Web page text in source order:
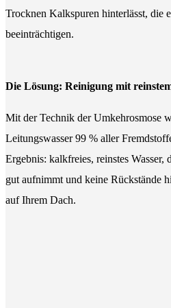
Trocknen Kalkspuren hinterlässt, die
beeinträchtigen.
Die Lösung: Reinigung mit
Mit der Technik der Umkehrosmose
Leitungswasser 99 % aller
Ergebnis: kalkfreies, reinstes Wasser,
gut aufnimmt und keine Rückstände
auf Ihrem Dach.